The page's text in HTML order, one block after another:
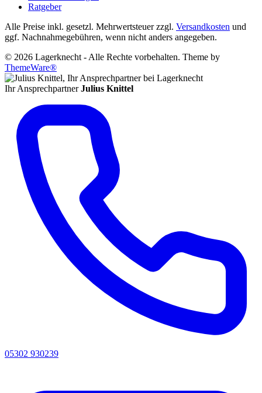
Ratgeber
Alle Preise inkl. gesetzl. Mehrwertsteuer zzgl. Versandkosten und
ggf. Nachnahmegebühren, wenn nicht anders angegeben.
© 2026 Lagerknecht - Alle Rechte vorbehalten. Theme by
ThemeWare®
Ihr Ansprechpartner Julius Knittel
05302 930239